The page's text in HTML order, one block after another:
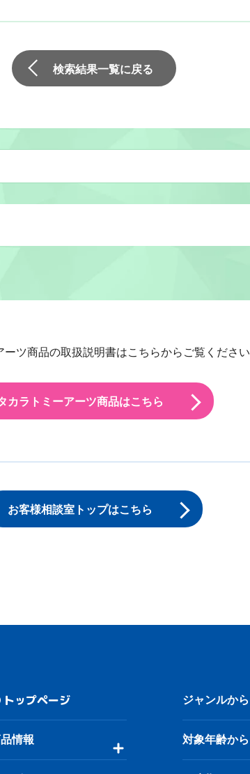
検索結果一覧に戻る
ーツ商品の取扱説明書はこちらからご覧くださ
カラトミーアーツ商品はこちら
お客様相談室トップはこちら
トップページ
情報
ジャンルか
対象年齢か